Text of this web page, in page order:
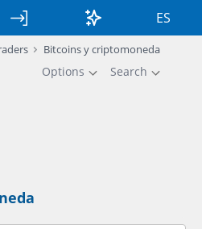
ES
Bitcoins y criptomoneda
Options Search